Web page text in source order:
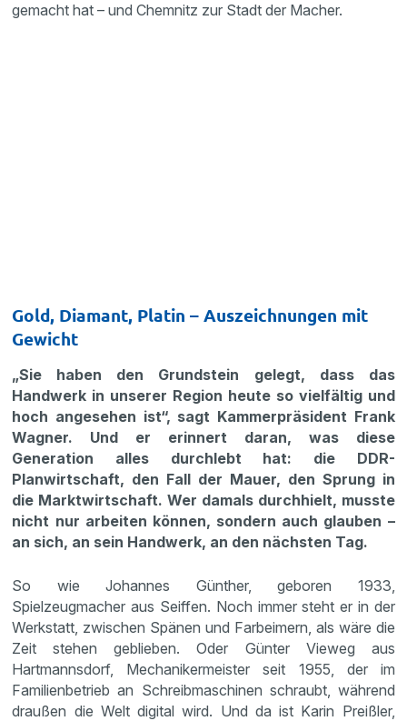
gemacht hat – und Chemnitz zur Stadt der Macher.
Gold, Diamant, Platin – Auszeichnungen mit
Gewicht
„Sie haben den Grundstein gelegt, dass das
Handwerk in unserer Region heute so vielfältig und
hoch angesehen ist“, sagt Kammerpräsident Frank
Wagner. Und er erinnert daran, was diese
Generation alles durchlebt hat: die DDR-
Planwirtschaft, den Fall der Mauer, den Sprung in
die Marktwirtschaft. Wer damals durchhielt, musste
nicht nur arbeiten können, sondern auch glauben –
an sich, an sein Handwerk, an den nächsten Tag.
So wie Johannes Günther, geboren 1933,
Spielzeugmacher aus Seiffen. Noch immer steht er in der
Werkstatt, zwischen Spänen und Farbeimern, als wäre die
Zeit stehen geblieben. Oder Günter Vieweg aus
Hartmannsdorf, Mechanikermeister seit 1955, der im
Familienbetrieb an Schreibmaschinen schraubt, während
draußen die Welt digital wird. Und da ist Karin Preißler,